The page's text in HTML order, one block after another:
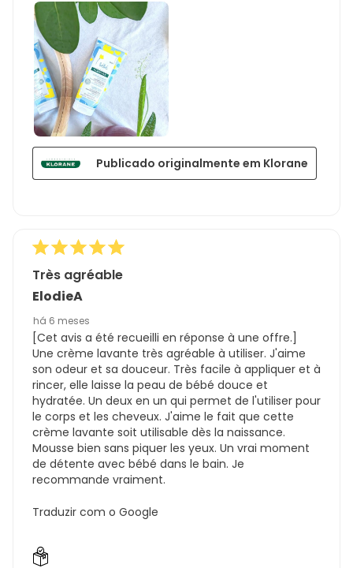
Publicado originalmente em Klorane
Très agréable
ElodieA
há 6 meses
[Cet avis a été recueilli en réponse à une offre.]
Une crème lavante très agréable à utiliser. J'aime
son odeur et sa douceur. Très facile à appliquer et à
rincer, elle laisse la peau de bébé douce et
hydratée. Un deux en un qui permet de l'utiliser pour
le corps et les cheveux. J'aime le fait que cette
crème lavante soit utilisable dès la naissance.
Mousse bien sans piquer les yeux. Un vrai moment
de détente avec bébé dans le bain. Je
recommande vraiment.
Traduzir com o Google